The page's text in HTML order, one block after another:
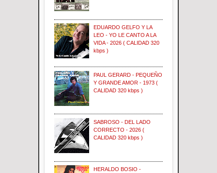
EDUARDO GELFO Y LA
LEO - YO LE CANTO A LA
VIDA - 2026 ( CALIDAD 320
kbps )
PAUL GERARD - PEQUEÑO
Y GRANDE AMOR - 1973 (
CALIDAD 320 kbps )
SABROSO - DEL LADO
CORRECTO - 2026 (
CALIDAD 320 kbps )
HERALDO BOSIO -